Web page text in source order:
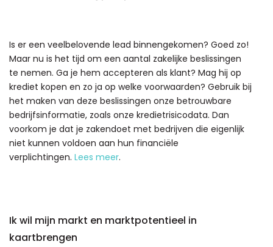
Is er een veelbelovende lead binnengekomen? Goed zo!
Maar nu is het tijd om een aantal zakelijke beslissingen
te nemen. Ga je hem accepteren als klant? Mag hij op
krediet kopen en zo ja op welke voorwaarden? Gebruik bij
het maken van deze beslissingen onze betrouwbare
bedrijfsinformatie, zoals onze kredietrisicodata. Dan
voorkom je dat je zakendoet met bedrijven die eigenlijk
niet kunnen voldoen aan hun financiële
verplichtingen. Lees meer.
Ik wil mijn markt en marktpotentieel in
kaartbrengen